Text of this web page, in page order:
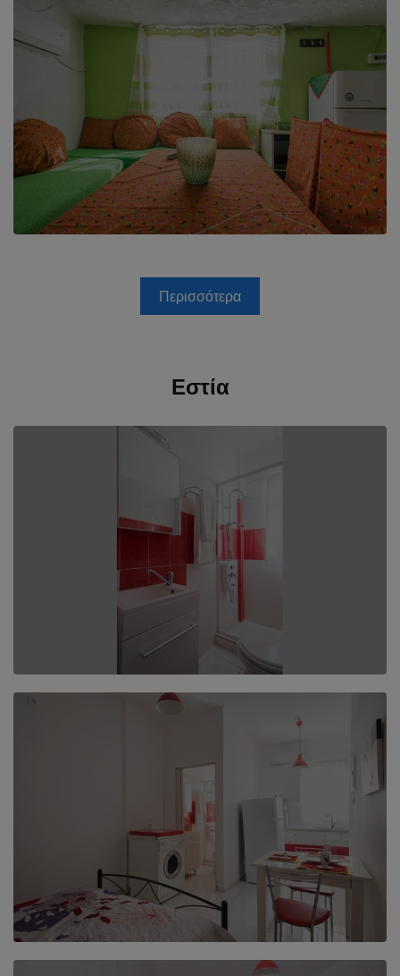
Περισσότερα
Εστία